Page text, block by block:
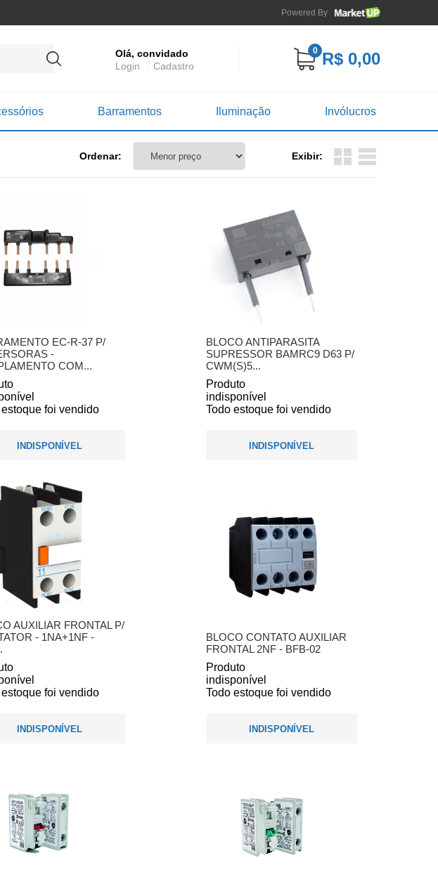
Powered By
Olá, convidado
Login
Cadastro
0 R$ 0,00
Barramentos Iluminação Invólucros
Ordenar: Exibir:
EC-R-37 P/
-
COM...
estoque foi vendido
INDISPONÍVEL
BLOCO ANTIPARASITA
SUPRESSOR BAMRC9 D63 P/
CWM(S)5...
Produto
indisponível
Todo estoque foi vendido
INDISPONÍVEL
AUXILIAR FRONTAL P/
- 1NA+1NF -
estoque foi vendido
INDISPONÍVEL
BLOCO CONTATO AUXILIAR
FRONTAL 2NF - BFB-02
Produto
indisponível
Todo estoque foi vendido
INDISPONÍVEL